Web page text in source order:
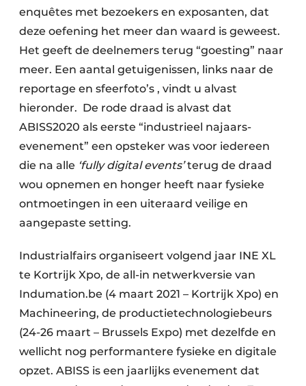
enquêtes met bezoekers en exposanten, dat
deze oefening het meer dan waard is geweest.
Het geeft de deelnemers terug “goesting” naar
meer. Een aantal getuigenissen, links naar de
reportage en sfeerfoto’s , vindt u alvast
hieronder. De rode draad is alvast dat
ABISS2020 als eerste “industrieel najaars-
evenement” een opsteker was voor iedereen
die na alle ‘fully digital events’terug de draad
wou opnemen en honger heeft naar fysieke
ontmoetingen in een uiteraard veilige en
aangepaste setting.
Industrialfairs organiseert volgend jaar INE XL
te Kortrijk Xpo, de all-in netwerkversie van
Indumation.be (4 maart 2021 – Kortrijk Xpo) en
Machineering, de productietechnologiebeurs
(24-26 maart – Brussels Expo) met dezelfde en
wellicht nog performantere fysieke en digitale
opzet. ABISS is een jaarlijks evenement dat